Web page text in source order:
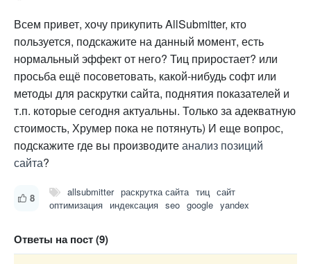
Всем привет, хочу прикупить AllSubmitter, кто
пользуется, подскажите на данный момент, есть
нормальный эффект от него? Тиц приростает? или
просьба ещё посоветовать, какой-нибудь софт или
методы для раскрутки сайта, поднятия показателей и
т.п. которые сегодня актуальны. Только за адекватную
стоимость, Хрумер пока не потянуть) И еще вопрос,
подскажите где вы производитеанализ позиций
сайта?
8 allsubmitter раскрутка сайта тиц сайт
оптимизация индексация seo google yandex
Ответы на пост (9)